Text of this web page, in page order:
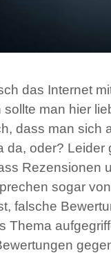
das Internet
sollte man hier
dass man sich
da, oder?
Rezensionen
sogar
falsche
Thema